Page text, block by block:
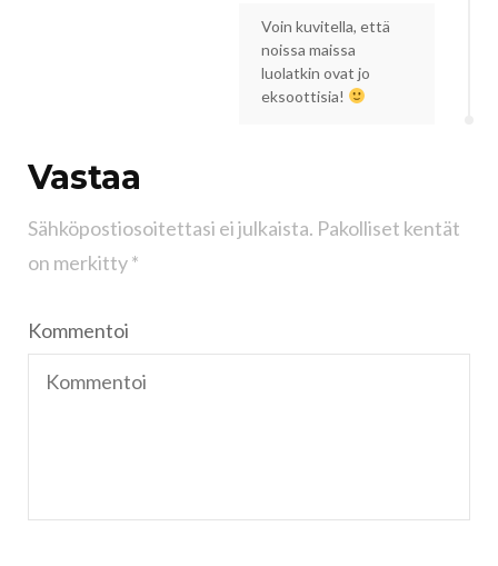
Voin kuvitella, että
noissa maissa
luolatkin ovat jo
eksoottisia!
Vastaa
Sähköpostiosoitettasi ei julkaista. Pakolliset kentät
on merkitty*
Kommentoi